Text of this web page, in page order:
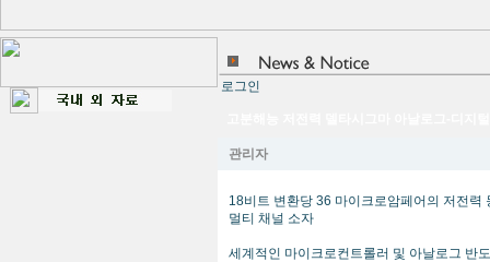
로그인
관리자
18비트 변환당 36 마이크로암페어의 저전력
멀티 채널 소자
세계적인 마이크로컨트롤러 및 아날로그 반